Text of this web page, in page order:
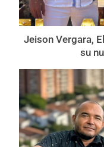
Jeison Vergara,
su